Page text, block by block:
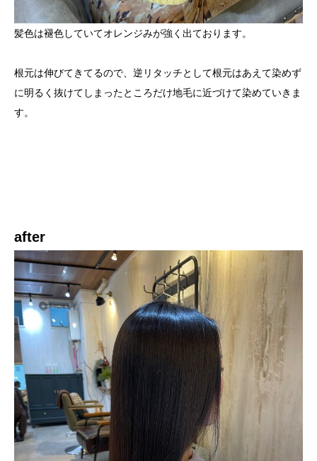
髪色は褪色していてオレンジみが強く出ております。
根元は伸びてきてるので、逆リタッチとして根元はあえて染めず
に明るく抜けてしまったところだけ地毛に近づけて染めていきま
す。
after